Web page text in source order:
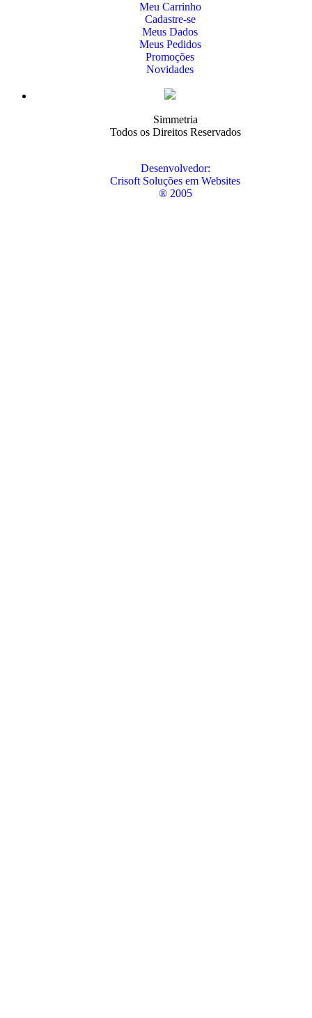
Meu Carrinho
Cadastre-se
Meus Dados
Meus Pedidos
Promoções
Novidades
Simmetria
Todos os Direitos Reservados
Desenvolvedor:
Crisoft Soluções em Websites
® 2005